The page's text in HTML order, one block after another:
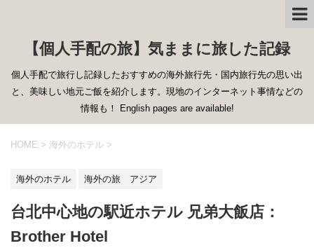
【個人手配の旅】気ままに旅した記録
個人手配で旅行し記録したおすすめの海外旅行先・国内旅行先の思い出
と、美味しい地元ご飯を紹介します。現地のインターネット事情などの
情報も！ English pages are available!
HOME > 海外のホテル >
海外のホテル 海外の旅 アジア
台北中心地の駅近ホテル 兄弟大飯店：
Brother Hotel